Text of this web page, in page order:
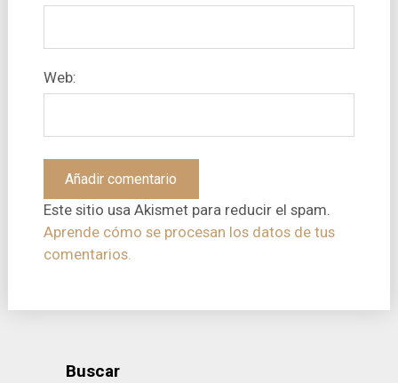
Web:
Este sitio usa Akismet para reducir el spam.
Aprende cómo se procesan los datos de tus
comentarios.
Buscar